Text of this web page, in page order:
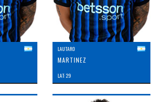
LAUTARO
MARTINEZ
LAT: 29